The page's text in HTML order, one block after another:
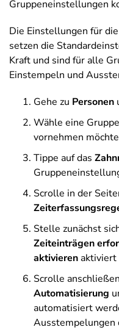
Gruppeneinstellungen
Die Einstellungen für
setzen die
Kraft und sind für alle
Einstempeln und
Gehe zu Personen
Wähle eine
vornehmen
Tippe auf das
Scrolle in der
Stelle zunächst
Zeiteinträgen
aktivierenaktiviert
Scrolle
Automatisierung
automatisiert
Ausstempelungen